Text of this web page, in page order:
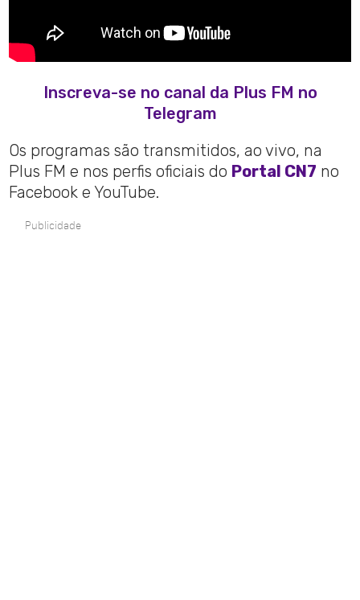
Inscreva-se no canal da Plus FM no
Telegram
Os programas são transmitidos, ao vivo, na
Plus FM e nos perfis oficiais do Portal CN7 no
Facebook e YouTube.
Publicidade